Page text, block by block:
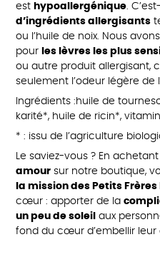
est hypoallergénique.
d’ingrédients allergisants
ou l’huile de noix. Nous
pour les lèvres les plus
ou autre produit allergisant,
seulement l’odeur légère de
Ingrédients :huile de
karité*, huile de ricin*,
* : issu de l’agriculture
Le saviez-vous ? En
amoursur notre boutique,
la mission des Petits Frères
cœur : apporter de la
un peu de soleil aux
fond du cœur d’embellir leur